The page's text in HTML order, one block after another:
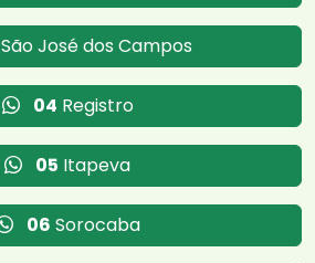
São José dos Campos
04 Registro
05 Itapeva
06 Sorocaba